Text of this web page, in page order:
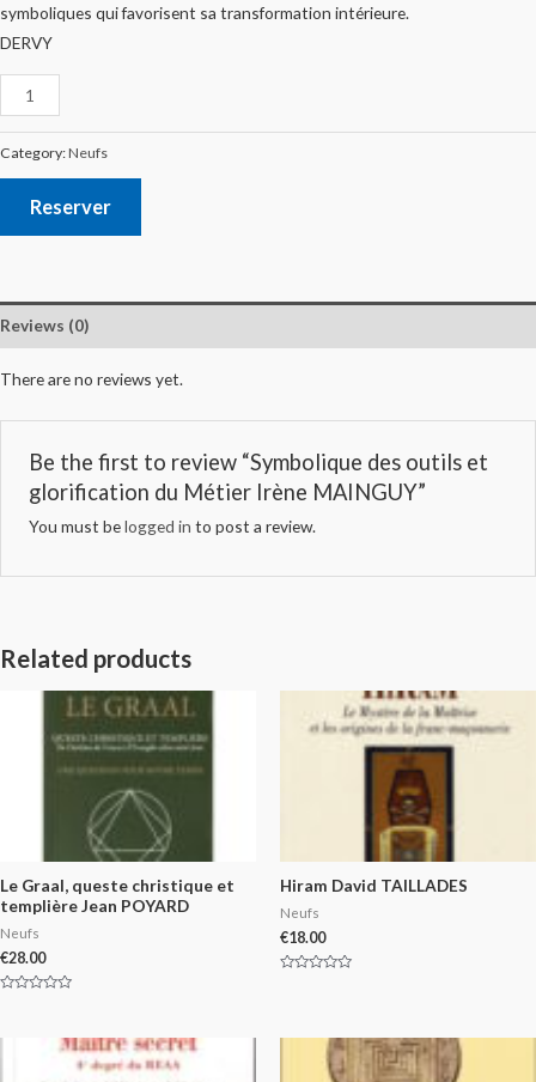
symboliques qui favorisent sa transformation intérieure.
DERVY
Category:Neufs
Reserver
Reviews (0)
There are no reviews yet.
Be the first to review “Symbolique des outils et
glorification du Métier Irène MAINGUY”
You must belogged in to post a review.
Related products
Le Graal, queste christique et
templière Jean POYARD
Neufs
€28.00
of
Hiram David TAILLADES
Neufs
€18.00
5